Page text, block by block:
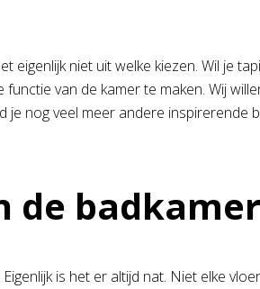
niet uit welke kiezen. Wil je
van de kamer te maken. Wij
nog veel meer andere
de badkamer
is het er altijd nat. Niet elke